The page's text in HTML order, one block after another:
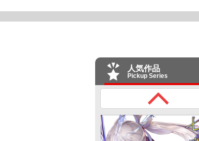
人気作品
Pickup Series